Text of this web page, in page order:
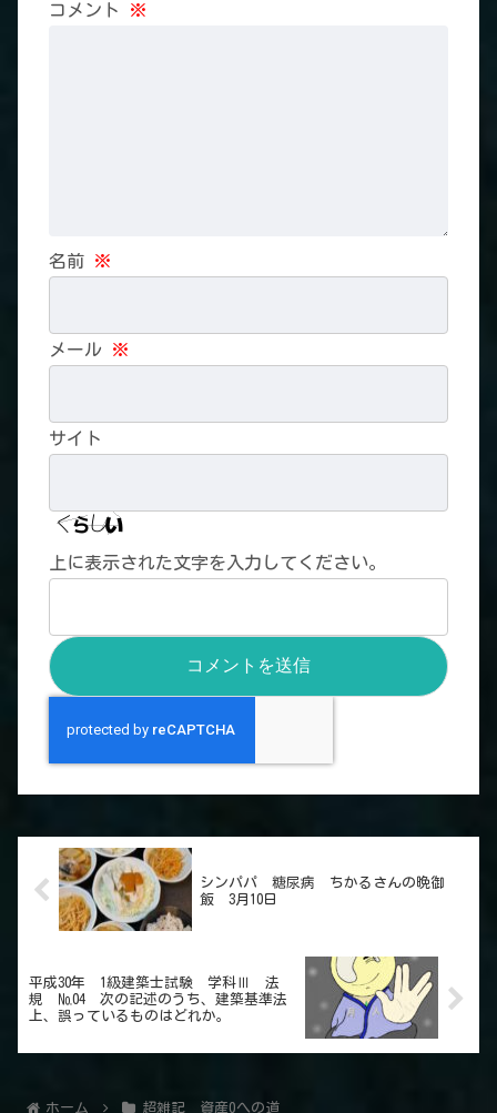
コメント ※
名前 ※
メール ※
サイト
上に表示された文字を入力してください。
シンパパ 糖尿病 ちかるさんの晩御
飯 3月10日
平成30年 1級建築士試験 学科Ⅲ 法
規 №04 次の記述のうち、建築基準法
上、誤っているものはどれか。
ホーム 超雑記 資産0への道